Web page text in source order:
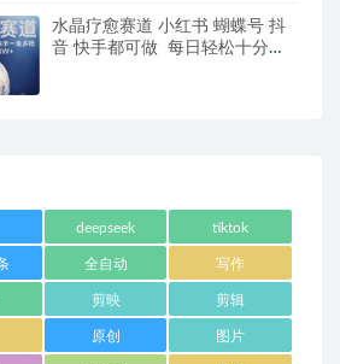
水晶疗愈赛道 小红书 蝴蝶号 抖
音 快手都可做 每日轻松十分钟
deepseek tiktok
全自动 写作
剪映 剪辑
原创 图片